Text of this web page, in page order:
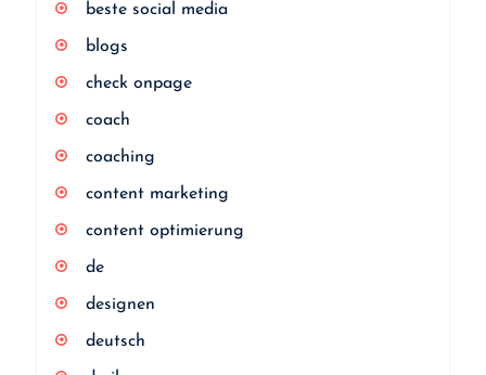
beste social media
blogs
check onpage
coach
coaching
content marketing
content optimierung
de
designen
deutsch